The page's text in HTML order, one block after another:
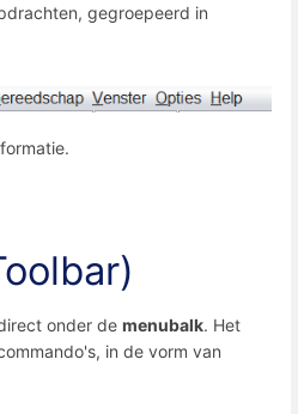
gegroepeerd in
onder de menubalk. Het
in de vorm van